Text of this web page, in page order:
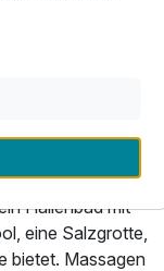
den
Hallenbad mit
eine Salzgrotte,
bietet. Massagen